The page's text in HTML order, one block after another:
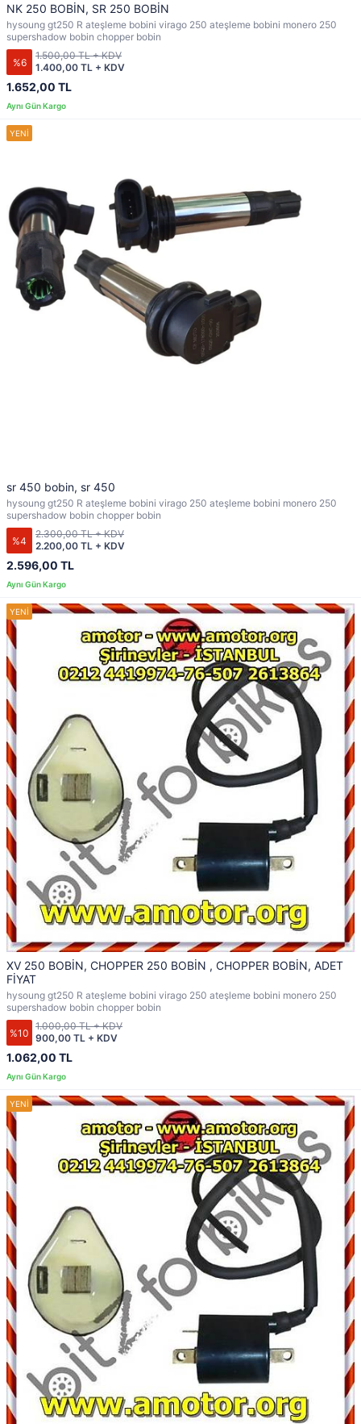
NK 250 BOBİN, SR 250 BOBİN
hysoung gt250 R ateşleme bobini virago 250 ateşleme bobini monero 250
supershadow bobin chopper bobin
%6
1.652,00 TL
1.400,00 TL + KDV
1.500,00 TL + KDV
sr 450 bobin, sr 450
hysoung gt250 R ateşleme bobini virago 250 ateşleme bobini monero 250
supershadow bobin chopper bobin
%4
2.596,00 TL
2.200,00 TL + KDV
2.300,00 TL + KDV
XV 250 BOBİN, CHOPPER 250 BOBİN , CHOPPER BOBİN, ADET
FİYAT
hysoung gt250 R ateşleme bobini virago 250 ateşleme bobini monero 250
supershadow bobin chopper bobin
%10
1.062,00 TL
900,00 TL + KDV
1.000,00 TL + KDV